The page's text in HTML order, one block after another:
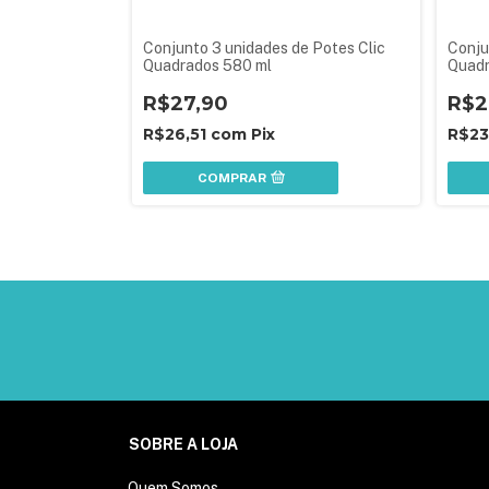
Conjunto 3 unidades de Potes Clic
Quadrados 580 ml
R$27,90
R$26,51 com Pix
COMPRAR
SOBRE A LOJA